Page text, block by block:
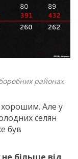
районах
хорошим. Але у
селян
був